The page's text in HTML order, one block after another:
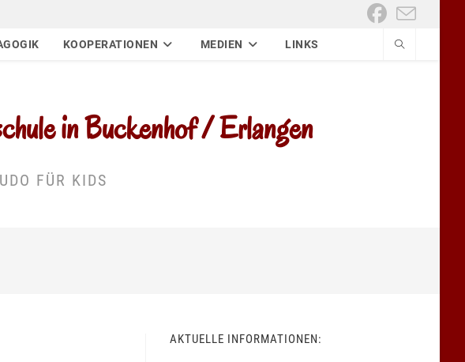
KOOPERATIONEN MEDIEN LINKS
in Buckenhof / Erlangen
FÜR KIDS
AKTUELLE INFORMATIONEN: